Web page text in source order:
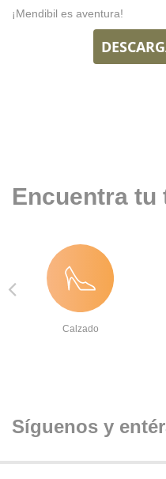
¡Mendibil es aventura!
Encuentra tu
Calzado
Síguenos y